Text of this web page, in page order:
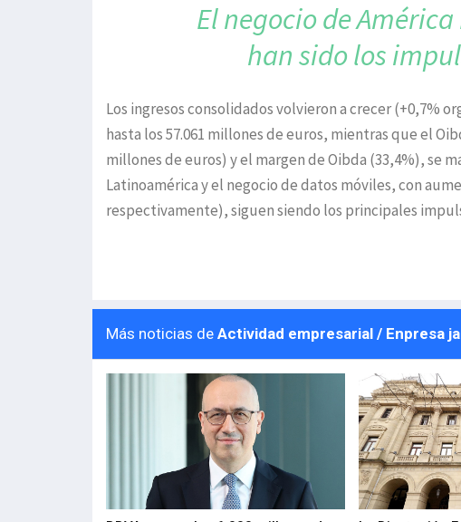
El negocio de
han sidolos
Los ingresos consolidados volvieron a crecer (+0,7%
hasta los 57.061 millones de euros, mientras que el
millones de euros) y el margen de Oibda (33,4%), se
Latinoamérica y el negocio de datos móviles, con
respectivamente), siguen siendo los principales
Más noticias de Actividad empresarial / Enpresa